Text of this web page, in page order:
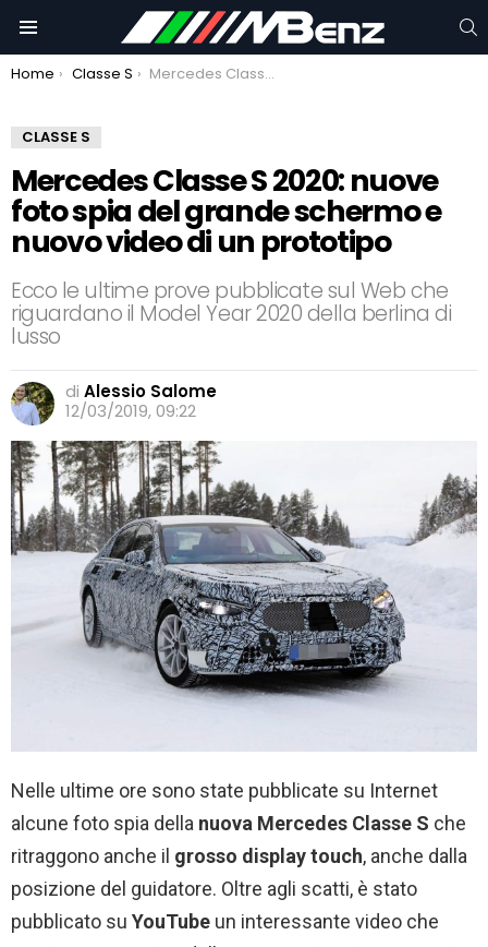
You are here:
Home Classe S Mercedes Classe S 2020: nuove foto spia del grande schermo e nuovo video di un prototipo
CLASSE S
Mercedes Classe S 2020: nuove
foto spia del grande schermo e
nuovo video di un prototipo
Ecco le ultime prove pubblicate sul Web che
riguardano il Model Year 2020 della berlina di
lusso
di Alessio Salome
12/03/2019, 09:22
Nelle ultime ore sono state pubblicate su Internet
alcune foto spia della nuova Mercedes Classe S che
ritraggono anche il grosso display touch, anche dalla
posizione del guidatore. Oltre agli scatti, è stato
pubblicato su YouTube un interessante video che